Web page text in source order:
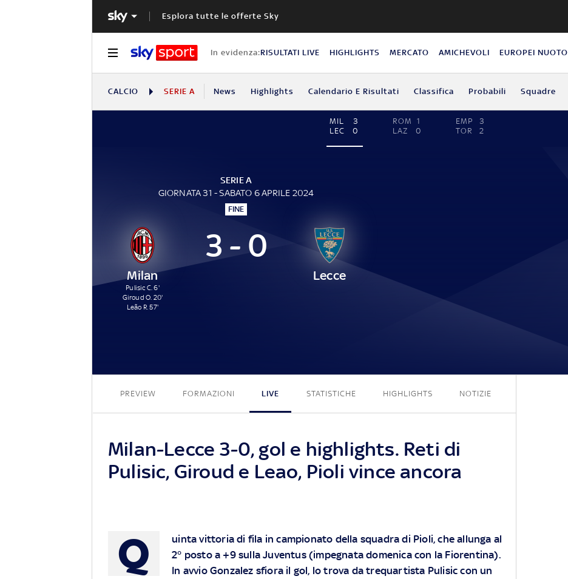
Esplora tutte le offerte Sky
In evidenza:RISULTATI LIVE HIGHLIGHTS MERCATO AMICHEVOLI EUROPEI NUOTO
CALCIO SERIE A News Highlights Calendario E Risultati Classifica Probabili Squadre
MIL
3
LEC
0
ROM
1
LAZ
0
EMP
3
TOR
2
SERIE A
GIORNATA 31 - SABATO 6 APRILE 2024
FINE
Milan
Pulisic C. 6'
Giroud O. 20'
Leão R. 57'
3 - 0
Lecce
PREVIEW FORMAZIONI LIVE STATISTICHE HIGHLIGHTS NOTIZIE
Milan-Lecce 3-0, gol e highlights. Reti di
Pulisic, Giroud e Leao, Pioli vince ancora
Q
uinta vittoria di fila in campionato della squadra di Pioli, che allunga al
2° posto a +9 sulla Juventus (impegnata domenica con la Fiorentina).
In avvio Gonzalez sfiora il gol, lo trova da trequartista Pulisic con un